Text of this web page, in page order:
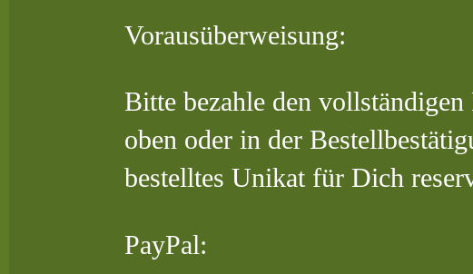
Vorausüberweisung:
Bitte bezahle den
oben oder in der
bestelltes Unikat für Dich
PayPal: